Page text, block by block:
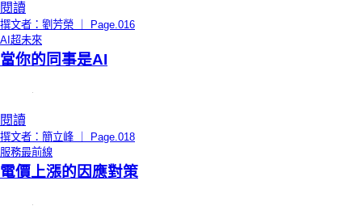
閱讀
撰文者：劉芳榮 ｜ Page.016
AI超未來
當你的同事是AI
閱讀
撰文者：簡立峰 ｜ Page.018
服務最前線
電價上漲的因應對策